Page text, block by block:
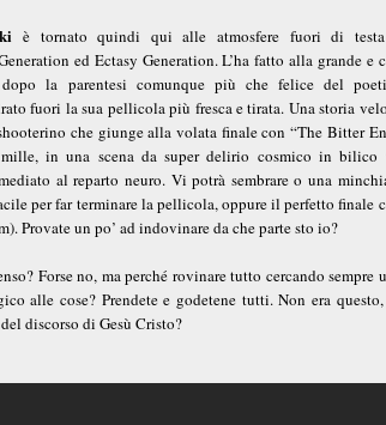
è tornato quindi qui alle atmosfere fuori di
ed Ectasy Generation. L’ha fatto alla grande e
la parentesi comunque più che felice del
fuori la sua pellicola più fresca e tirata. Una storia
che giunge alla volata finale con “The Bitter
in una scena da super delirio cosmico in bilico
al reparto neuro. Vi potrà sembrare o una
per far terminare la pellicola, oppure il perfetto finale
Provate un po’ ad indovinare da che parte sto io?
Forse no, ma perché rovinare tutto cercando sempre
alle cose? Prendete e godetene tutti. Non era
discorso di Gesù Cristo?